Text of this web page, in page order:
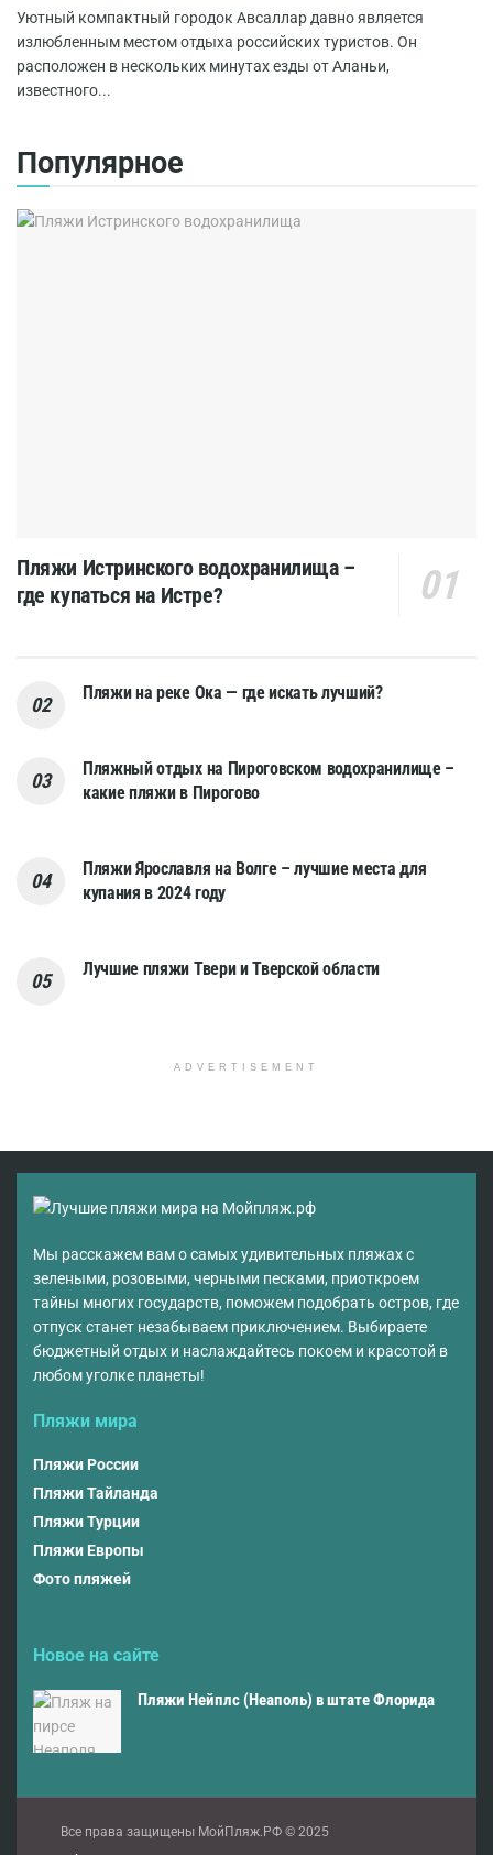
Уютный компактный городок Авсаллар давно является
излюбленным местом отдыха российских туристов. Он
расположен в нескольких минутах езды от Аланьи,
известного...
Популярное
Пляжи Истринского водохранилища –
где купаться на Истре?
Пляжи на реке Ока — где искать лучший?
Пляжный отдых на Пироговском водохранилище –
какие пляжи в Пирогово
Пляжи Ярославля на Волге – лучшие места для
купания в 2024 году
Лучшие пляжи Твери и Тверской области
ADVERTISEMENT
Мы расскажем вам о самых удивительных пляжах с
зелеными, розовыми, черными песками, приоткроем
тайны многих государств, поможем подобрать остров, где
отпуск станет незабываем приключением. Выбираете
бюджетный отдых и наслаждайтесь покоем и красотой в
любом уголке планеты!
Пляжи мира
Пляжи России
Пляжи Тайланда
Пляжи Турции
Пляжи Европы
Фото пляжей
Новое на сайте
Пляжи Нейплс (Неаполь) в штате Флорида
Все права защищены МойПляж.РФ © 2025